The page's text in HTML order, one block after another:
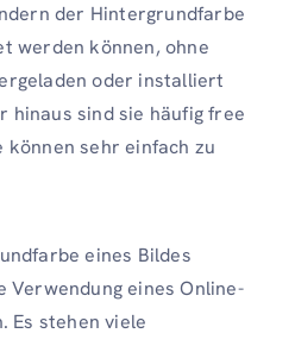
der Hintergrundfarbe
werden können, ohne
oder installiert
hinaus sind sie häufig free
können sehr einfach zu
eines Bildes
Verwendung eines Online-
Es stehen viele